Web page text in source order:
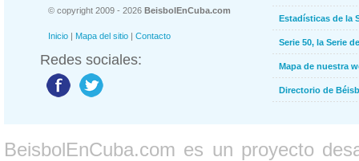
© copyright 2009 - 2026 BeisbolEnCuba.com
Inicio | Mapa del sitio | Contacto
Redes sociales:
Estadísticas de la
Serie 50, la Serie
Mapa de nuestra
Directorio de
BeisbolEnCuba.com es un proyecto